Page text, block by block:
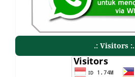
.: Visitors :.